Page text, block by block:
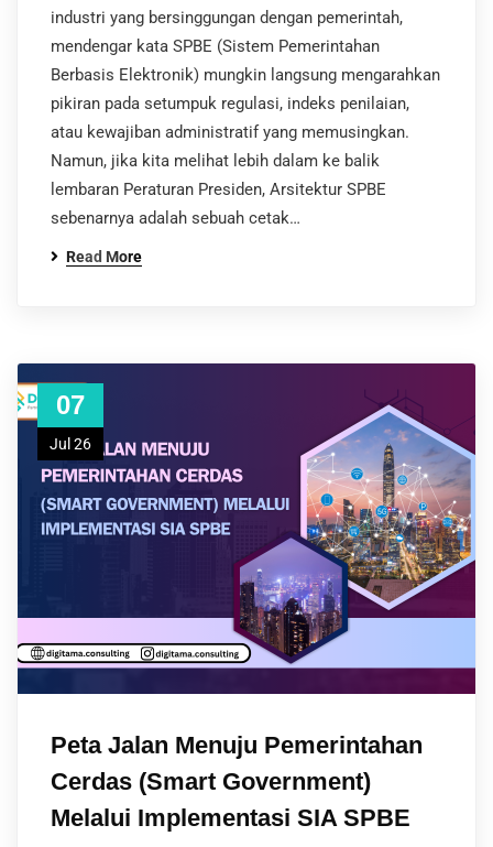
industri yang bersinggungan dengan pemerintah,
mendengar kata SPBE (Sistem Pemerintahan
Berbasis Elektronik) mungkin langsung mengarahkan
pikiran pada setumpuk regulasi, indeks penilaian,
atau kewajiban administratif yang memusingkan.
Namun, jika kita melihat lebih dalam ke balik
lembaran Peraturan Presiden, Arsitektur SPBE
sebenarnya adalah sebuah cetak…
Read More
07
Jul 26
Peta Jalan Menuju Pemerintahan
Cerdas (Smart Government)
Melalui Implementasi SIA SPBE